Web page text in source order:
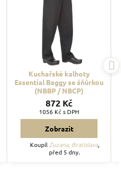
Kuchařské kalhoty
Essential Baggy se šňůrkou
(NBBP / NBCP)
872 Kč
1056 Kčs DPH
Zobrazit
KoupilZuzana, Bratislava,
před 5 dny.